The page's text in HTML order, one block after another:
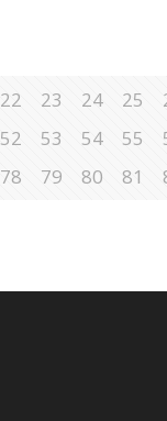
22 23 24 25
52 53 54 55
78 79 80 81